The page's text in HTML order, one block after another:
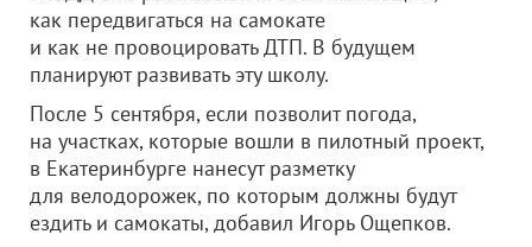
как передвигаться на самокате
и как не провоцировать ДТП. В будущем
планируют развивать эту школу.
После 5 сентября, если позволит погода,
на участках, которые вошли в пилотный проект,
в Екатеринбурге нанесут разметку
для велодорожек, по которым должны будут
ездить и самокаты, добавил Игорь Ощепков.